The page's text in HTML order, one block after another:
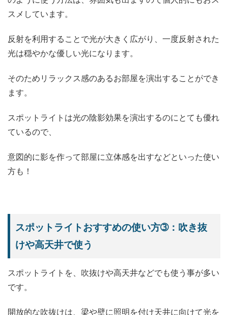
スメしています。
反射を利用することで光が大きく広がり、一度反射された
光は穏やかな優しい光になります。
そのためリラックス感のあるお部屋を演出することができ
ます。
スポットライトは光の陰影効果を演出するのにとても優れ
ているので、
意図的に影を作って部屋に立体感を出すなどといった使い
方も！
スポットライトおすすめの使い方➂：吹き抜
けや高天井で使う
スポットライトを、吹抜けや高天井などでも使う事が多い
です。
開放的な吹抜けは、梁や壁に照明を付け天井に向けて光を